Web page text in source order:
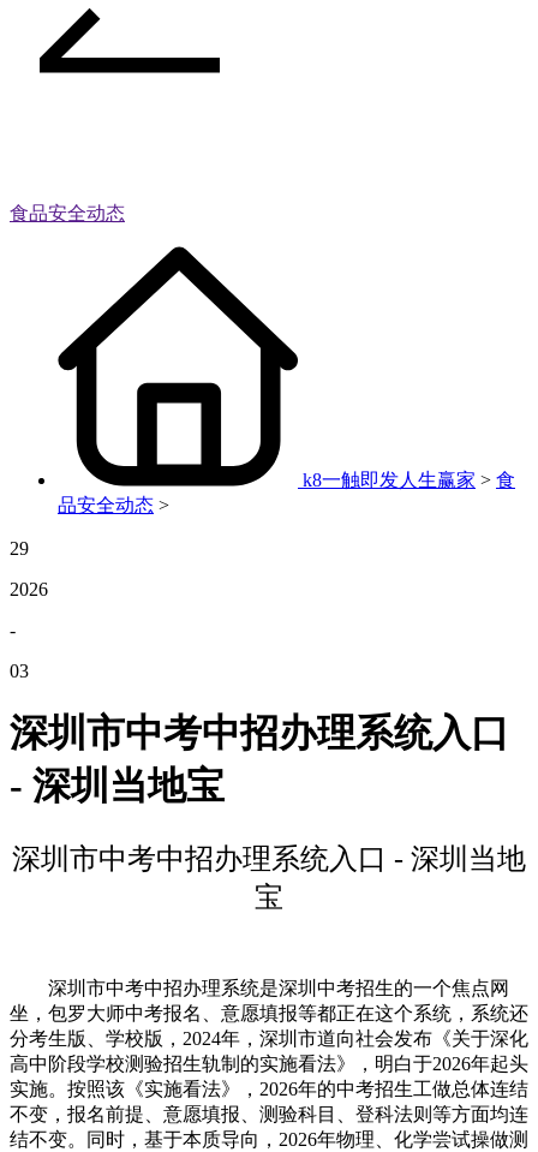
食品安全动态
k8一触即发人生赢家 > 食
品安全动态 >
29
2026
-
03
深圳市中考中招办理系统入口
- 深圳当地宝
深圳市中考中招办理系统入口 - 深圳当地
宝
深圳市中考中招办理系统是深圳中考招生的一个焦点网
坐，包罗大师中考报名、意愿填报等都正在这个系统，系统还
分考生版、学校版，2024年，深圳市道向社会发布《关于深化
高中阶段学校测验招生轨制的实施看法》，明白于2026年起头
实施。按照该《实施看法》，2026年的中考招生工做总体连结
不变，报名前提、意愿填报、测验科目、登科法则等方面均连
结不变。同时，基于本质导向，2026年物理、化学尝试操做测